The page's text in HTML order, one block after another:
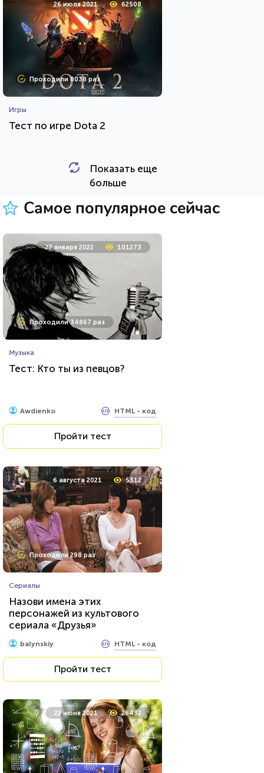
26 июля 2021 62508
Проходили 8038 раз
Игры
Тест по игре Dota 2
HTML - код
Проходили 9707 раз
Тест на уникальность: "Что
Вы видите первым?"
Пройти тест
9 августа 2021 27197
Проходили 7465 раз
Тест: Мизантроп ли вы?
Пройти тест
4 февраля 2022 114960
Показать еще
больше
Самое популярное сейчас
27 января 2022 101273
Проходили 34867 раз
Музыка
Тест: Кто ты из певцов?
Awdienko HTML - код
Пройти тест
6 августа 2021 5312
Проходили 298 раз
Сериалы
Назови имена этих
персонажей из культового
сериала «Друзья»
balynskiy HTML - код
Пройти тест
22 июня 2021 26432